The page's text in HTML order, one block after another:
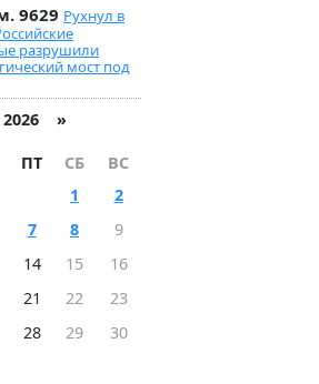
9629 Рухнул в
разрушили
мост под
»
ПТ СБ
ВС
1
2
7 8
9
14 15
16
21 22
23
28 29
30